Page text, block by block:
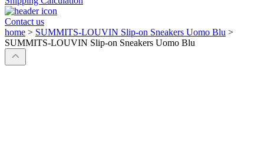
Contact us
home > SUMMITS-LOUVIN Slip-on Sneakers Uomo Blu >
SUMMITS-LOUVIN Slip-on Sneakers Uomo Blu